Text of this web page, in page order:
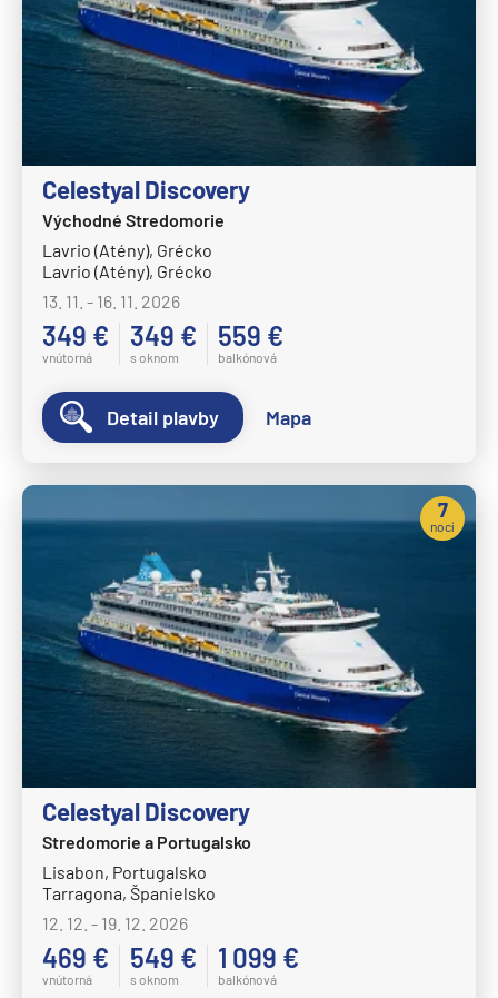
Celestyal Discovery
Východné Stredomorie
Lavrio (Atény), Grécko
Lavrio (Atény), Grécko
13. 11. - 16. 11. 2026
349 €
vnútorná
349 €
s oknom
559 €
balkónová
Detail plavby Mapa
Celestyal Discovery
Stredomorie a Portugalsko
Lisabon, Portugalsko
Tarragona, Španielsko
12. 12. - 19. 12. 2026
469 €
vnútorná
549 €
s oknom
1 099 €
balkónová
7
nocí